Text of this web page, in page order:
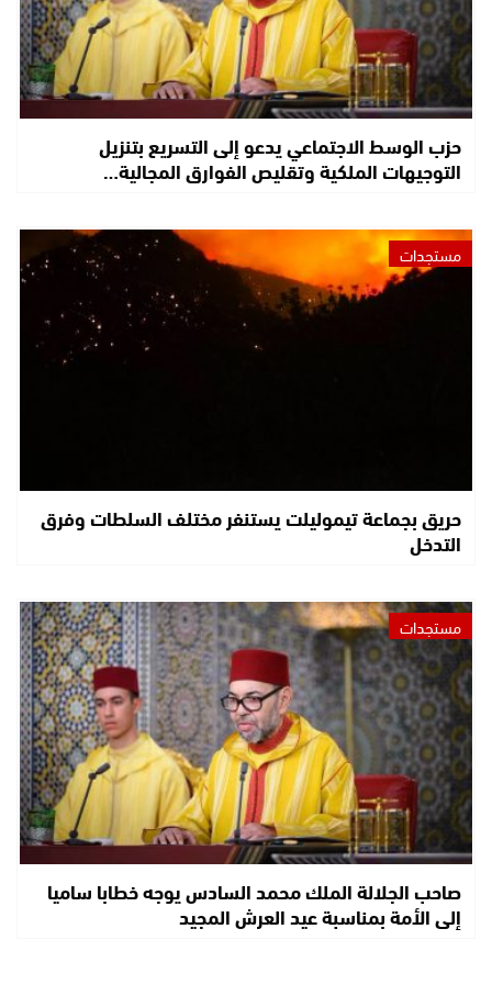
حزب الوسط الاجتماعي يدعو إلى التسريع بتنزيل
التوجيهات الملكية وتقليص الفوارق المجالية…
مستجدات
حريق بجماعة تيموليلت يستنفر مختلف السلطات وفرق
التدخل
مستجدات
صاحب الجلالة الملك محمد السادس يوجه خطابا ساميا
إلى الأمة بمناسبة عيد العرش المجيد